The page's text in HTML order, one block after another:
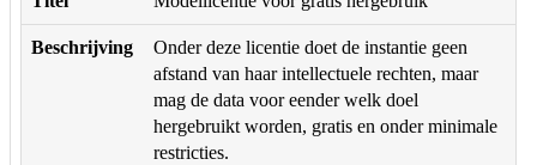
Beschrijving
Onder deze licentie doet de instantie geen
afstand van haar intellectuele rechten, maar
mag de data voor eender welk doel
hergebruikt worden, gratis en onder minimale
restricties.